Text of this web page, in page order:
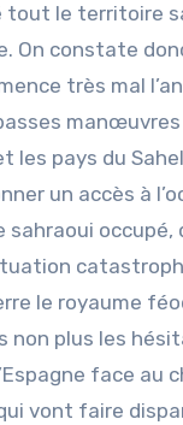
tout le territoire
On constate
très mal
manœuvres
les pays du
un accès à
sahraoui occupé,
le royaume
non plus les
face au
vont faire